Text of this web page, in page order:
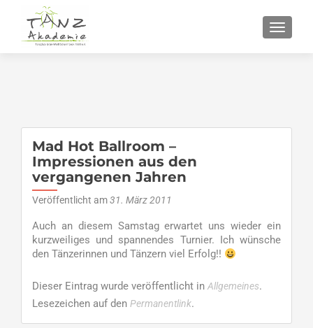
Mad Hot Ballroom –
Impressionen aus den
vergangenen Jahren
Veröffentlicht am31. März 2011
Auch an diesem Samstag erwartet uns wieder ein
kurzweiliges und spannendes Turnier. Ich wünsche
den Tänzerinnen und Tänzern viel Erfolg!!
Dieser Eintrag wurde veröffentlicht in Allgemeines.
Lesezeichen auf den Permanentlink.